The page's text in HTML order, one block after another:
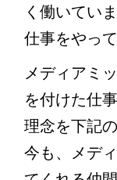
く働いてい
仕事をやっ
メディアミ
を付けた仕
理念を下記
今も、メデ